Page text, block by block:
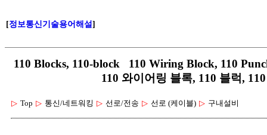
[정보통신기술용어해설]
110 Blocks, 110-block 110 Wiring Block, 110
110 와이어링 블록, 110 블럭,
▷ Top ▷ 통신/네트워킹 ▷ 선로/전송 ▷ 선로 (케이블) ▷ 구내설비